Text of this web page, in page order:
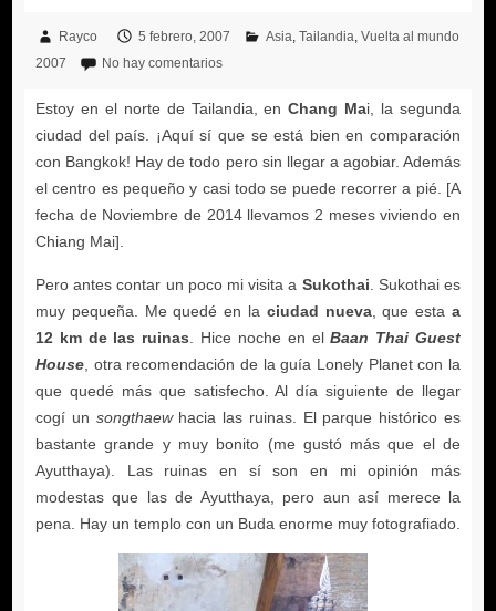
Rayco 5 febrero, 2007 Asia Tailandia Vuelta al mundo
2007
No hay comentarios
Chang Ma
Sukothai
ciudad nueva
a
12 km de las ruinas
Baan Thai Guest
House
songthaew